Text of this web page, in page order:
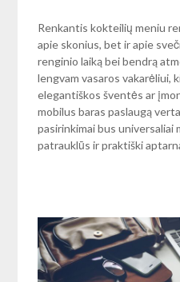
Renkantis kokteilių meniu
apie skonius, bet ir apie
renginio laiką bei bendrą
lengvam vasaros vakarėliui,
elegantiškos šventės ar
mobilus baras paslaugą
pasirinkimai bus universaliai
patrauklūs ir praktiški